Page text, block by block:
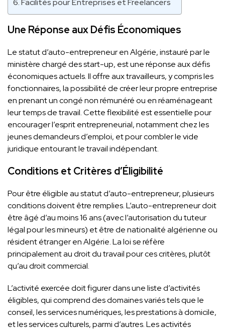
Une Réponse aux Défis Économiques
Le statut d’auto-entrepreneur en Algérie, instauré par le
ministère chargé des start-up, est une réponse aux défis
économiques actuels. Il offre aux travailleurs, y compris les
fonctionnaires, la possibilité de créer leur propre entreprise
en prenant un congé non rémunéré ou en réaménageant
leur temps de travail. Cette flexibilité est essentielle pour
encourager l’esprit entrepreneurial, notamment chez les
jeunes demandeurs d’emploi, et pour combler le vide
juridique entourant le travail indépendant.
Conditions et Critères d’Éligibilité
Pour être éligible au statut d’auto-entrepreneur, plusieurs
conditions doivent être remplies. L’auto-entrepreneur doit
être âgé d’au moins 16 ans (avec l’autorisation du tuteur
légal pour les mineurs) et être de nationalité algérienne ou
résident étranger en Algérie. La loi se réfère
principalement au droit du travail pour ces critères, plutôt
qu’au droit commercial.
L’activité exercée doit figurer dans une liste d’activités
éligibles, qui comprend des domaines variés tels que le
conseil, les services numériques, les prestations à domicile,
et les services culturels, parmi d’autres. Les activités